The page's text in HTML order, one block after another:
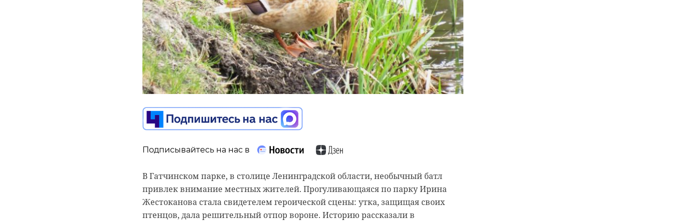
Подписывайтесь на нас в
В Гатчинском парке, в столице Ленинградской области, необычный батл
привлек внимание местных жителей. Прогуливающаяся по парку Ирина
Жестоканова стала свидетелем героической сцены: утка, защищая своих
птенцов, дала решительный отпор вороне. Историю рассказали в
В ходе недавних переговоров в Пекине между лидерами Китая и США
обсуждались вопросы торговли, международных конфликтов и военного
взаимодействия. Председатель КНР Си Цзиньпин подчеркнул выгоду
Подписывайтесь на нас в
В воскресенье, 17 мая, дежурной смене поисково-спасательного отряда
Шлиссельбурга поступила информация: в районе Судостроительного
Невского завода к берегу прибило раненую нерпу. Спасатели сумели
вызволить травмированное животное и позаботиться о его дальнейшей